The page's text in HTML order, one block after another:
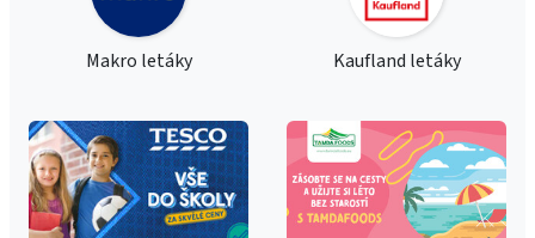
Makro letáky Kaufland letáky